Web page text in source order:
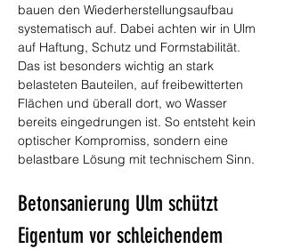
bauen den Wiederherstellungsaufbau
systematisch auf. Dabei achten wir in Ulm
auf Haftung, Schutz und Formstabilität.
Das ist besonders wichtig an stark
belasteten Bauteilen, auf freibewitterten
Flächen und überall dort, wo Wasser
bereits eingedrungen ist. So entsteht kein
optischer Kompromiss, sondern eine
belastbare Lösung mit technischem Sinn.
Betonsanierung Ulm schützt
Eigentum vor schleichendem